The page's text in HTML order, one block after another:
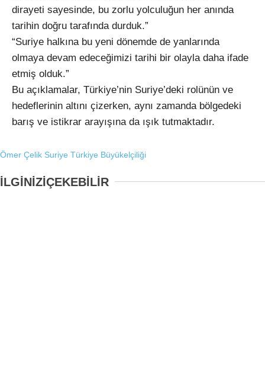
dirayeti sayesinde, bu zorlu yolculuğun her anında
tarihin doğru tarafında durduk.”
“Suriye halkına bu yeni dönemde de yanlarında
olmaya devam edeceğimizi tarihi bir olayla daha ifade
etmiş olduk.”
Bu açıklamalar, Türkiye’nin Suriye’deki rolünün ve
hedeflerinin altını çizerken, aynı zamanda bölgedeki
barış ve istikrar arayışına da ışık tutmaktadır.
Ömer Çelik Suriye Türkiye Büyükelçiliği
İLGİNİZİÇEKEBİLİR